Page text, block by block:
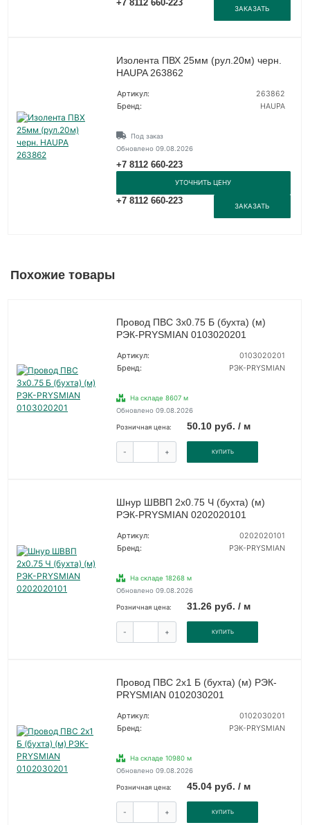
+7 8112 660-223
ЗАКАЗАТЬ
Изолента ПВХ 25мм (рул.20м) черн.
HAUPA 263862
Артикул:
263862
Бренд:
HAUPA
Под заказ
Обновлено 09.08.2026
+7 8112 660-223
УТОЧНИТЬ ЦЕНУ
+7 8112 660-223
ЗАКАЗАТЬ
Похожие товары
Провод ПВС 3х0.75 Б (бухта) (м)
РЭК-PRYSMIAN 0103020201
Артикул:
0103020201
Бренд:
РЭК-PRYSMIAN
На складе 8607 м
Обновлено 09.08.2026
Розничная цена: 50.10 руб. / м
- + КУПИТЬ
Шнур ШВВП 2х0.75 Ч (бухта) (м)
РЭК-PRYSMIAN 0202020101
Артикул:
0202020101
Бренд:
РЭК-PRYSMIAN
На складе 18268 м
Обновлено 09.08.2026
Розничная цена: 31.26 руб. / м
- + КУПИТЬ
Провод ПВС 2х1 Б (бухта) (м) РЭК-
PRYSMIAN 0102030201
Артикул:
0102030201
Бренд:
РЭК-PRYSMIAN
На складе 10980 м
Обновлено 09.08.2026
Розничная цена: 45.04 руб. / м
- + КУПИТЬ